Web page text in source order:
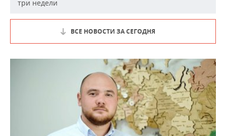
три недели
ВСЕ НОВОСТИ ЗА СЕГОДНЯ